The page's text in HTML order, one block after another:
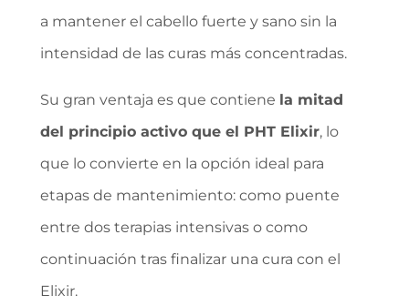
a mantener el cabello fuerte y sano sin la
intensidad de las curas más concentradas.
Su gran ventaja es que contiene la mitad
del principio activo que el PHT Elixir, lo
que lo convierte en la opción ideal para
etapas de mantenimiento: como puente
entre dos terapias intensivas o como
continuación tras finalizar una cura con el
Elixir.